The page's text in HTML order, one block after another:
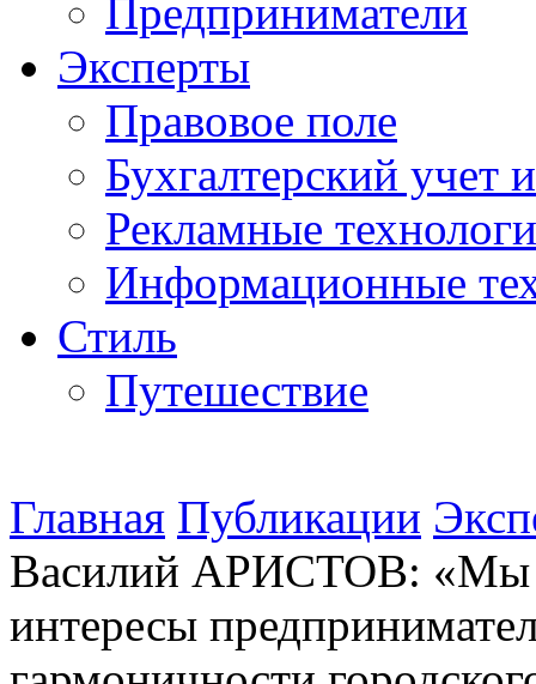
Предприниматели
Эксперты
Правовое поле
Бухгалтерский учет
Рекламные
Информационные
Стиль
Путешествие
Главная Публикации
Василий АРИСТОВ: «Мы
интересы